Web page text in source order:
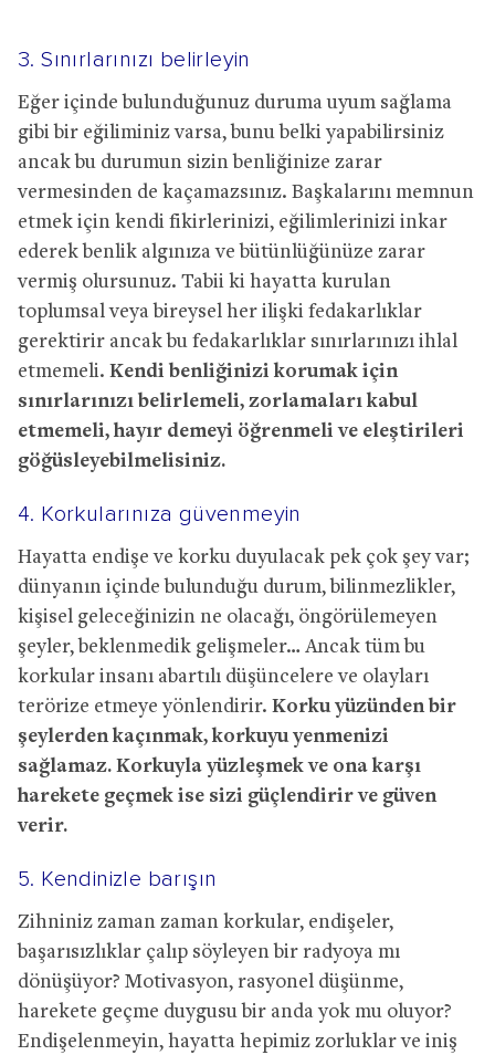
3. Sınırlarınızı belirleyin
Eğer içinde bulunduğunuz duruma uyum sağlama
gibi bir eğiliminiz varsa, bunu belki yapabilirsiniz
ancak bu durumun sizin benliğinize zarar
vermesinden de kaçamazsınız. Başkalarını memnun
etmek için kendi fikirlerinizi, eğilimlerinizi inkar
ederek benlik algınıza ve bütünlüğünüze zarar
vermiş olursunuz. Tabii ki hayatta kurulan
toplumsal veya bireysel her ilişki fedakarlıklar
gerektirir ancak bu fedakarlıklar sınırlarınızı ihlal
etmemeli. Kendi benliğinizi korumak için
sınırlarınızı belirlemeli, zorlamaları kabul
etmemeli, hayır demeyi öğrenmeli ve eleştirileri
göğüsleyebilmelisiniz.
4. Korkularınıza güvenmeyin
Hayatta endişe ve korku duyulacak pek çok şey var;
dünyanın içinde bulunduğu durum, bilinmezlikler,
kişisel geleceğinizin ne olacağı, öngörülemeyen
şeyler, beklenmedik gelişmeler… Ancak tüm bu
korkular insanı abartılı düşüncelere ve olayları
terörize etmeye yönlendirir. Korku yüzünden bir
şeylerden kaçınmak, korkuyu yenmenizi
sağlamaz. Korkuyla yüzleşmek ve ona karşı
harekete geçmek ise sizi güçlendirir ve güven
verir.
5. Kendinizle barışın
Zihniniz zaman zaman korkular, endişeler,
başarısızlıklar çalıp söyleyen bir radyoya mı
dönüşüyor? Motivasyon, rasyonel düşünme,
harekete geçme duygusu bir anda yok mu oluyor?
Endişelenmeyin, hayatta hepimiz zorluklar ve iniş